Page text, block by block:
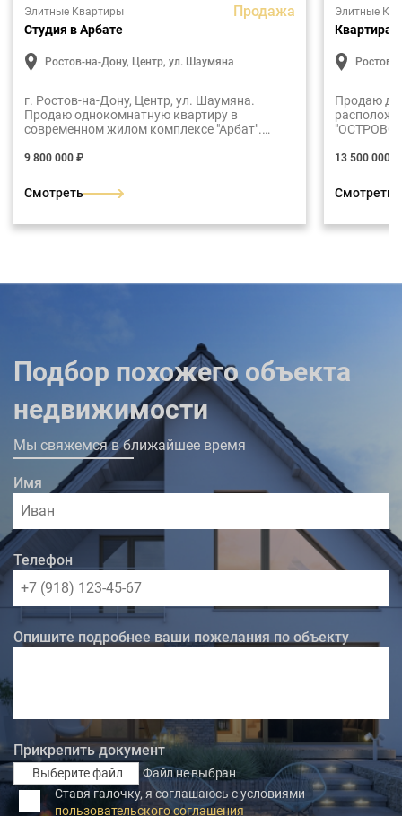
Элитные Квартиры Продажа
Студия в Арбате
Ростов-на-Дону, Центр, ул. Шаумяна
г. Ростов-на-Дону, Центр, ул. Шаумяна.
Продаю однокомнатную квартиру в
современном жилом комплексе "Арбат".
Планировка: холл, ванная, жилая студия,
квартире выполнен современный
дизайнерский ремонт. Квартира полностью
для комфортного проживания. Комплекс
шаговой доступности вся социально
9 800 000 ₽
Смотреть
Элитные
Квартира
Ростов-
Продаю
комната,
13 500 000 ₽
Смотреть
Подбор похожего объекта
недвижимости
Мы свяжемся в ближайшее время
Имя
Телефон
Опишите подробнее ваши пожелания по объекту
Прикрепить документ
Выберите файл
Файл не выбран
Ставя галочку, я соглашаюсь с условиями
пользовательского соглашения